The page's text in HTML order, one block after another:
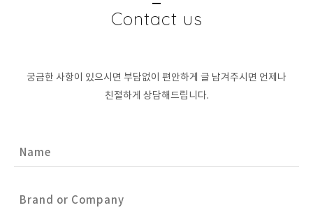
Contact us
궁금한 사항이 있으시면 부담없이 편안하게 글 남겨주시면 언제나
친절하게 상담해드립니다.